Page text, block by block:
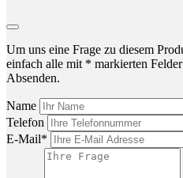
Um uns eine Frage zu diesem
einfach alle mit * markierten
Absenden.
Name
Telefon
E-Mail*